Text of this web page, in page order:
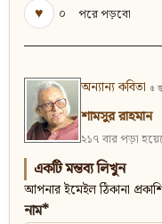
♥
০ পরে পড়বো
অন্যান্য কবিতা ৫
শামসুর রাহমান
২১৭ বার পড়া
একটি মন্তব্য লিখুন
আপনার ইমেইল ঠিকানা
নাম*